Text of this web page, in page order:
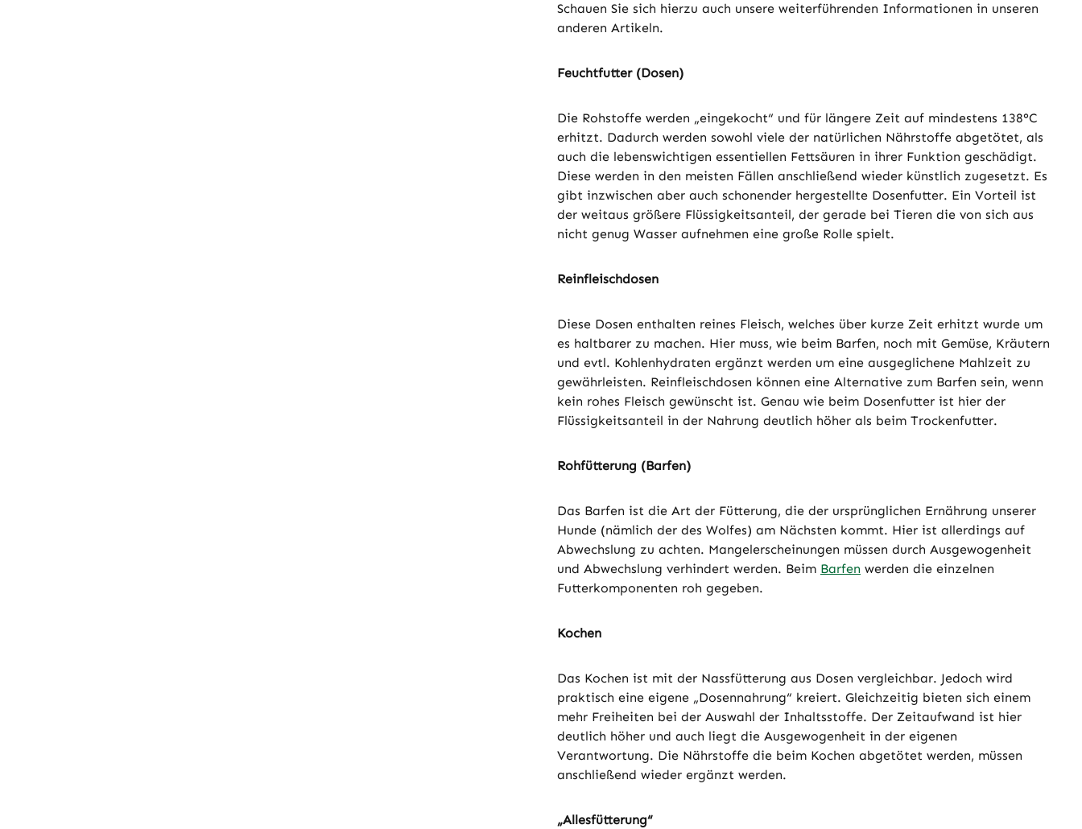
Schauen Sie sich hierzu auch unsere weiterführenden Informationen in unseren
anderen Artikeln.
Feuchtfutter (Dosen)
Die Rohstoffe werden „eingekocht“ und für längere Zeit auf mindestens 138°C
erhitzt. Dadurch werden sowohl viele der natürlichen Nährstoffe abgetötet, als
auch die lebenswichtigen essentiellen Fettsäuren in ihrer Funktion geschädigt.
Diese werden in den meisten Fällen anschließend wieder künstlich zugesetzt. Es
gibt inzwischen aber auch schonender hergestellte Dosenfutter. Ein Vorteil ist
der weitaus größere Flüssigkeitsanteil, der gerade bei Tieren die von sich aus
nicht genug Wasser aufnehmen eine große Rolle spielt.
Reinfleischdosen
Diese Dosen enthalten reines Fleisch, welches über kurze Zeit erhitzt wurde um
es haltbarer zu machen. Hier muss, wie beim Barfen, noch mit Gemüse, Kräutern
und evtl. Kohlenhydraten ergänzt werden um eine ausgeglichene Mahlzeit zu
gewährleisten. Reinfleischdosen können eine Alternative zum Barfen sein, wenn
kein rohes Fleisch gewünscht ist. Genau wie beim Dosenfutter ist hier der
Flüssigkeitsanteil in der Nahrung deutlich höher als beim Trockenfutter.
Rohfütterung (Barfen)
Das Barfen ist die Art der Fütterung, die der ursprünglichen Ernährung unserer
Hunde (nämlich der des Wolfes) am Nächsten kommt. Hier ist allerdings auf
Abwechslung zu achten. Mangelerscheinungen müssen durch Ausgewogenheit
und Abwechslung verhindert werden. Beim Barfen werden die einzelnen
Futterkomponenten roh gegeben.
Kochen
Das Kochen ist mit der Nassfütterung aus Dosen vergleichbar. Jedoch wird
praktisch eine eigene „Dosennahrung“ kreiert. Gleichzeitig bieten sich einem
mehr Freiheiten bei der Auswahl der Inhaltsstoffe. Der Zeitaufwand ist hier
deutlich höher und auch liegt die Ausgewogenheit in der eigenen
Verantwortung. Die Nährstoffe die beim Kochen abgetötet werden, müssen
anschließend wieder ergänzt werden.
„Allesfütterung“